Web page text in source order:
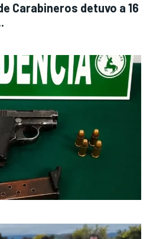
Carabineros detuvo a 16